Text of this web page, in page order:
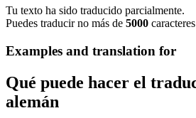
Tu texto ha sido traducido parcialmente.
Puedes traducir no más de 5000
Examples and translation for
Qué puede hacer el
alemán